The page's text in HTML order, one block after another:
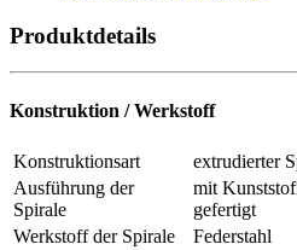
Produktdetails
Konstruktion / Werkstoff
Konstruktionsart
extrudierter
Ausführung der
Spirale
mit
gefertigt
Werkstoff der Spirale
Federstahl